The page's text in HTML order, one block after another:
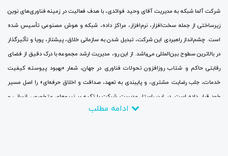
شرکت آلما شبکه به مدیریت آقای وحید فوائدی، با هدف فعالیت در زمینه فناوری‌های نوین
زیرساختی از جمله سخت‌افزار، نرم‌افزار، مراکز داده، شبکه و هوش مصنوعی تأسیس شده
است. چشم‌انداز راهبردی این شرکت، تبدیل شدن به سازمانی خلاق، پیشتاز، پویا و تأثیرگذار
در بالاترین سطوح بین‌المللی می‌باشد. از این رو، مدیریت ارشد مجموعه با درک دقیق از فضای
رقابتی حاکم و شتاب روزافزون تحولات فناوری در جهان، شعار «بهبود پیوسته کیفیت
خدمات، جلب رضایت مشتری، و پایبندی به تعهد، صداقت و اخلاق حرفه‌ای» را اصل مسیر
خود قرار داده است. در این راستا، مدیریت شرکت با تکیه بر نیروهای متخصص انسانی و
سرمایه‌گذاری مالی گسترده، جایگزینی نگرش‌های نوین به جای رویکردهای سنتی، برقراری